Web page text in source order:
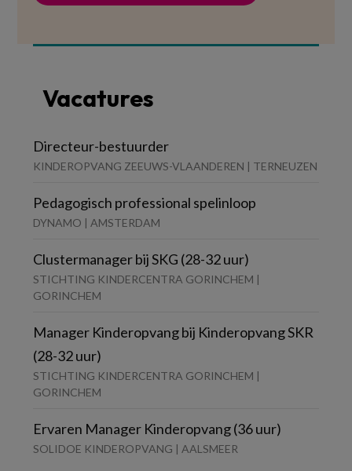
Vacatures
Directeur-bestuurder
KINDEROPVANG ZEEUWS-VLAANDEREN | TERNEUZEN
Pedagogisch professional spelinloop
DYNAMO | AMSTERDAM
Clustermanager bij SKG (28-32 uur)
STICHTING KINDERCENTRA GORINCHEM |
GORINCHEM
Manager Kinderopvang bij Kinderopvang SKR
(28-32 uur)
STICHTING KINDERCENTRA GORINCHEM |
GORINCHEM
Ervaren Manager Kinderopvang (36 uur)
SOLIDOE KINDEROPVANG | AALSMEER